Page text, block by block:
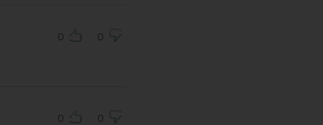
0 0
0 0